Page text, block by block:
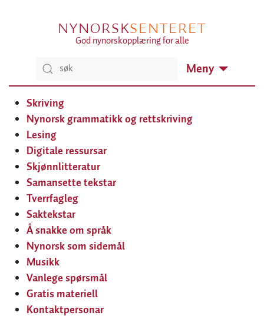
NYNORSKSENTERET
God nynorskopplæring for alle
Meny
Skriving
Nynorsk grammatikk og rettskriving
Lesing
Digitale ressursar
Skjønnlitteratur
Samansette tekstar
Tverrfagleg
Saktekstar
Å snakke om språk
Nynorsk som sidemål
Musikk
Vanlege spørsmål
Gratis materiell
Kontaktpersonar